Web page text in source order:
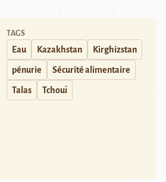
TAGS
Eau Kazakhstan Kirghizstan
pénurie Sécurité alimentaire
Talas Tchouï